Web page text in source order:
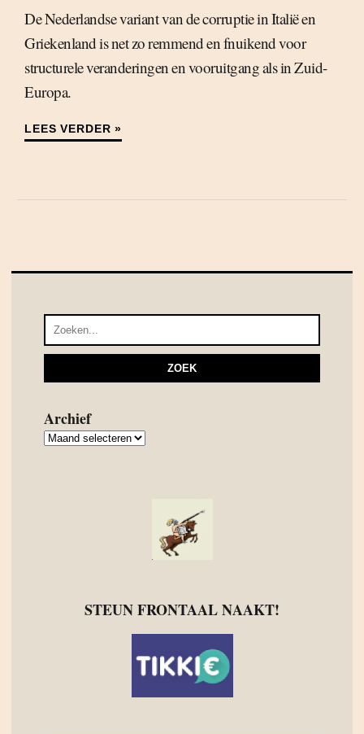
De Nederlandse variant van de corruptie in Italië en
Griekenland is net zo remmend en fnuikend voor
structurele veranderingen en vooruitgang als in Zuid-
Europa.
LEES VERDER »
Archief
Archief
STEUN FRONTAAL NAAKT!